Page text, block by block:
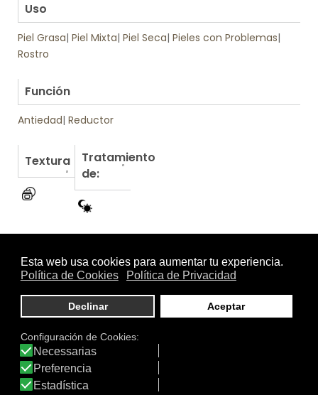
Uso
Piel Grasa| Piel Mixta| Piel Seca| Pieles con Problemas|
Rostro
Función
Antiedad| Reductor
Textura
Tratamiento
de:
Otros productos de Atlantia